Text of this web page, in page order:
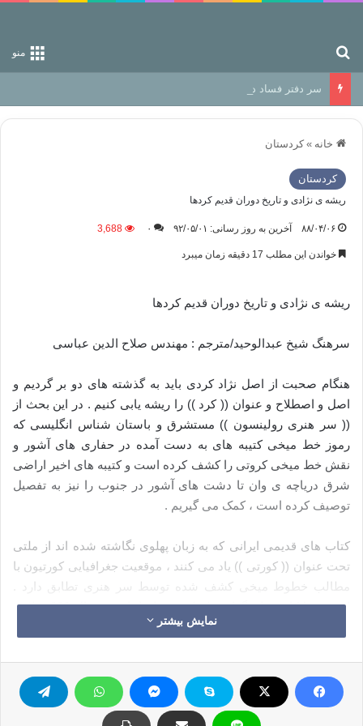
منو
سر دفتر فساد در زمین‌، دوری وکناره‌گیری از راه خداست‌!
خانه » كردستان
كردستان
ریشه ی نژادی و تاریخ دوران قدیم کردها
۸۸/۰۴/۰۶ آخرین به روز رسانی: ۹۲/۰۵/۰۱ ۰ 3,688
خواندن این مطلب 17 دقیقه زمان میبرد
ریشه ی نژادی و تاریخ دوران قدیم کردها
سرهنگ شیخ عبدالوحید/مترجم : مهندس صلاح الدین عباسی
هنگام صحبت از اصل نژاد کردی باید به گذشته های دو بر گردیم و
اصل و اصطلاح و عنوان (( کرد )) را ریشه یابی کنیم . در این بحث از
(( سر هنری رولینسون )) مستشرق و باستان شناس انگلیسی که
رموز خط میخی کتیبه های به دست آمده در حفاری های آشور و
نقش خط میخی کروتی را کشف کرده است و کتیبه های اخیر اراضی
شرق دریاچه ی وان تا دشت های آشور در جنوب را نیز به تفصیل
توصیف کرده است ، کمک می گیریم .
کتاب های قدیمی ایرانی که به زبان پهلوی نگاشته شده اند از ملتی
تحت عنوان (( کورتی )) یاد می کنند ، موقعیت جغرافیایی کورتیون با
مطالب خطوط میخی کشف شده توسط سر هنری تطابق دارد .
اردشیر بابکان بنیان گذار سلسله ی ساسانیان در سال 226 میلادی
در میان دشمنان خودش از (( مدین شاه کوردان )) نام می برد پس با
شکل فعلی آن یعنی کردی تغییر شکل یافته است . اسم اکراد در
کتب مورخین مشهور عرب مثل (( طبری )) و (( مسعودی )) نیز ذکر
شده است ( پیشنهاد می کنم افرادی را به تحقیق در مورد کرد در
نمایش بیشتر